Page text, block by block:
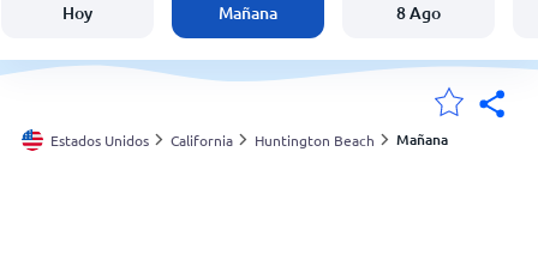
España
Argentina
Hoy Mañana 8 Ago
Estados Unidos California Huntington Beach Mañana